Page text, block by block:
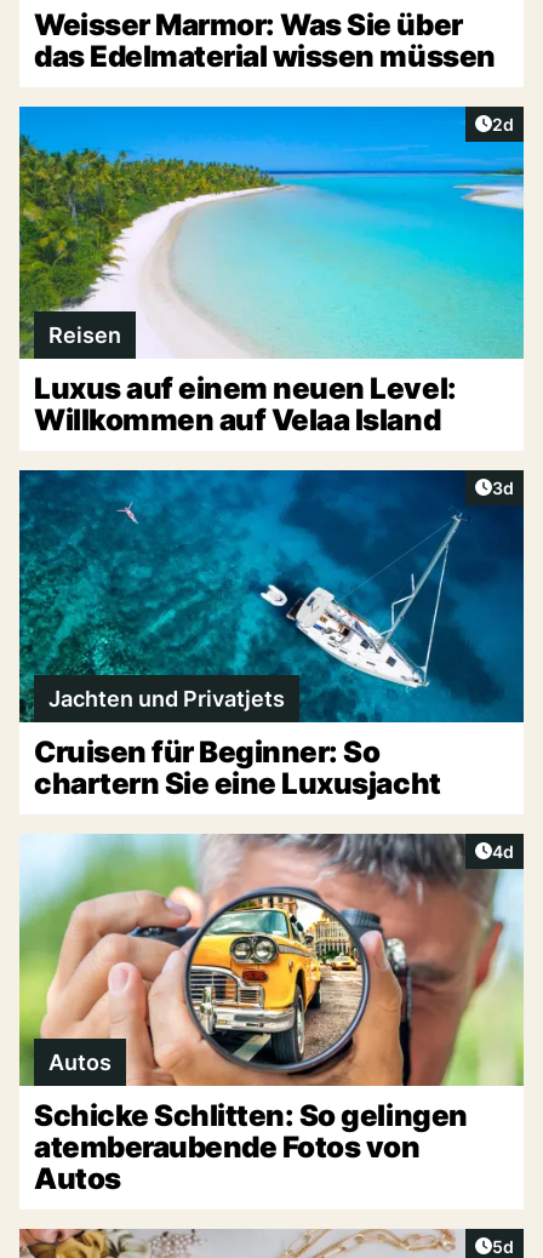
Weisser Marmor: Was Sie über
das Edelmaterial wissen müssen
2d
Reisen
Luxus auf einem neuen Level:
Willkommen auf Velaa Island
3d
Jachten und Privatjets
Cruisen für Beginner: So
chartern Sie eine Luxusjacht
4d
Autos
Schicke Schlitten: So gelingen
atemberaubende Fotos von
Autos
5d